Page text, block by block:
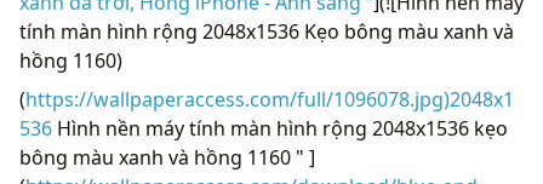
tính màn hình rộng 2048x1536 Kẹo bông màu xanh và
hồng 1160)
(https://wallpaperaccess.com/full/1096078.jpg)2048x1
536 Hình nền máy tính màn hình rộng 2048x1536 kẹo
bông màu xanh và hồng 1160 " ]